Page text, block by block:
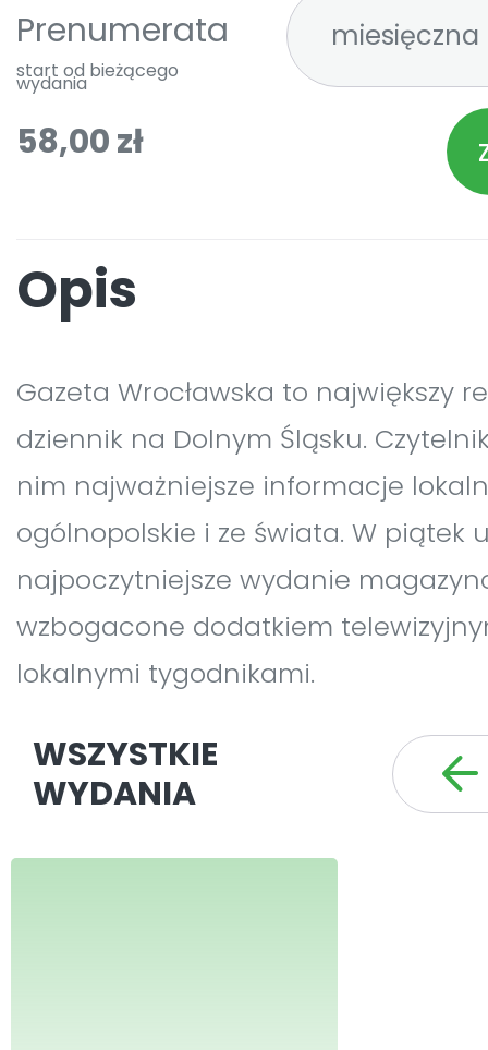
Prenumerata
start od bieżącego
wydania
58,00 zł
Opis
Gazeta Wrocławska to największy
dziennik na Dolnym Śląsku.
nim najważniejsze informacje
ogólnopolskie i ze świata. W piątek
najpoczytniejsze wydanie
wzbogacone dodatkiem
lokalnymi tygodnikami.
WSZYSTKIE
WYDANIA